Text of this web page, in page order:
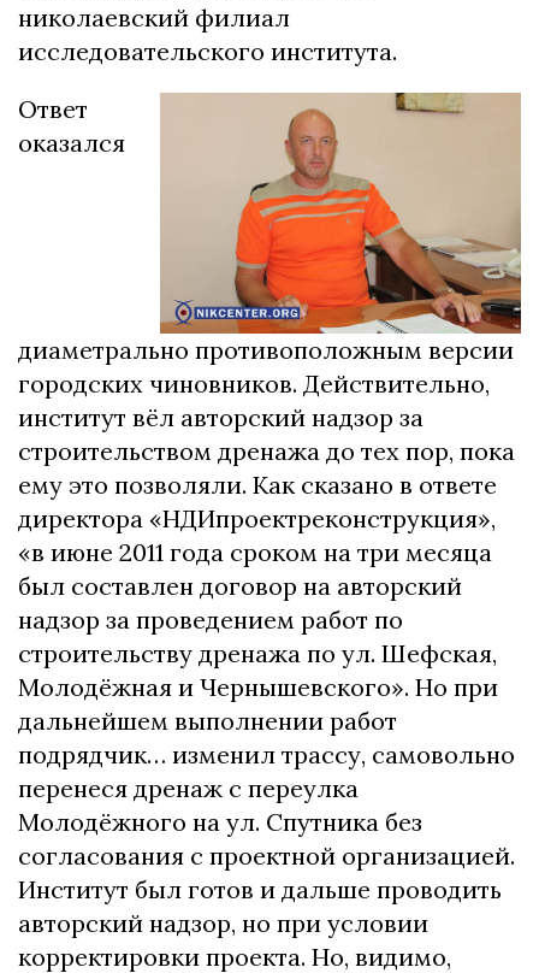
николаевский филиал
исследовательского института.
Ответ
оказался
диаметрально противоположным версии
городских чиновников. Действительно,
институт вёл авторский надзор за
строительством дренажа до тех пор, пока
ему это позволяли. Как сказано в ответе
директора «НДИпроектреконструкция»,
«в июне 2011 года сроком на три месяца
был составлен договор на авторский
надзор за проведением работ по
строительству дренажа по ул. Шефская,
Молодёжная и Чернышевского». Но при
дальнейшем выполнении работ
подрядчик… изменил трассу, самовольно
перенеся дренаж с переулка
Молодёжного на ул. Спутника без
согласования с проектной организацией.
Институт был готов и дальше проводить
авторский надзор, но при условии
корректировки проекта. Но, видимо,